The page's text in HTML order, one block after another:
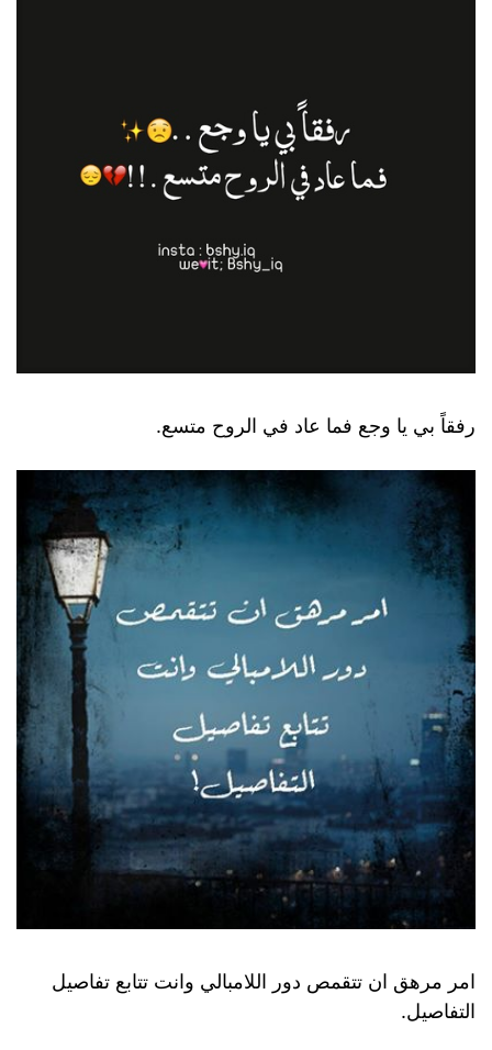
رفقاً بي يا وجع فما عاد في الروح متسع.
امر مرهق ان تتقمص دور اللامبالي وانت تتابع تفاصيل
التفاصيل.